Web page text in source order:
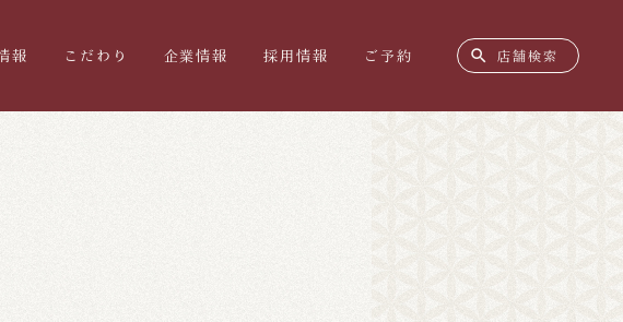
報 こだわり 企業情報 採用情報 ご予約 search 店舗検索